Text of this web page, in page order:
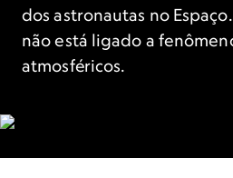
dos astronautas no
não está ligado a
atmosféricos.